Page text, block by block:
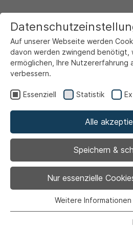
Online-Anforderung von
Hinweis:
Hier können nur Urkunden von
beurkundeten Geburten,
Sterbefällen beantragt
Geburtsurkunde für ein
beantragen, wenden Sie sich
Standesamt.
Auf unserer Webseite werden
davon werden zwingend benötigt,
ermöglichen, Ihre Nutzererfahrung
verbessern.
Essenziell Statistik
Alle
Speichern &
Nur essenzielle
Essenzielle Cookies werden für
Weitere